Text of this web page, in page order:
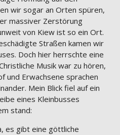
wir sogar an Orten spüren,
massiver Zerstörung
von Kiew ist so ein Ort.
Straßen kamen wir
Doch hier herrschte eine
Musik war zu hören,
und Erwachsene sprachen
Mein Blick fiel auf ein
eines Kleinbusses
stand:
es gibt eine göttliche